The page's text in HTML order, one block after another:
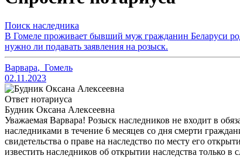
Поиск наследника
В Гомеле проживает бывший муж гражданин Беларуси
нужно ли подавать заявления на розыск.
Варвара, Гомель
02.11.2023
Ответ нотариуса
Будник Оксана Алексеевна
Уважаемая Варвара! Розыск наследников не входит в
наследниками в течение 6 месяцев со дня смерти
свидетельства о праве на наследство по месту его
известить наследников об открытии наследства только